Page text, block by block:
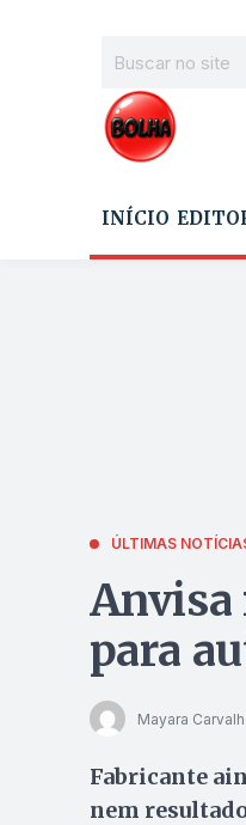
INÍCIO
ÚLTIMAS
Anvisa
para
Mayara
Fabricante
nem